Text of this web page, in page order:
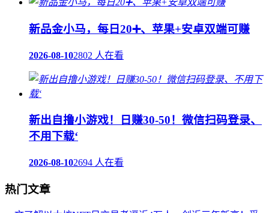
新品金小马，每日20➕、苹果+安卓双端可赚
2026-08-102802 人在看
新出自撸小游戏！日赚30-50！微信扫码登录、
不用下载‘
2026-08-102694 人在看
热门文章